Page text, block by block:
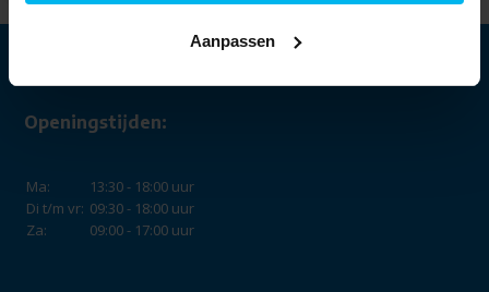
Aanpassen
Openingstijden:
Ma:
13:30 - 18:00 uur
Di t/m vr: 09:30 - 18:00 uur
Za:
09:00 - 17:00 uur